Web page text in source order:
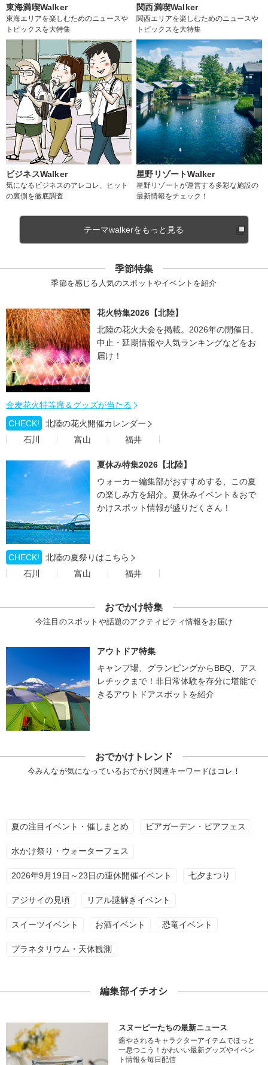
東海満喫Walker
東海エリアを楽しむためのニュースや
トピックスを大特集
関西満喫Walker
関西エリアを楽しむためのニュースや
トピックスを大特集
ビジネスWalker
気になるビジネスのアレコレ、ヒット
の裏側を徹底調査
星野リゾートWalker
星野リゾートが運営する多彩な施設の
最新情報をチェック！
テーマwalkerをもっと見る
季節特集
季節を感じる人気のスポットやイベントを紹介
花火特集2026【北陸】
北陸の花火大会を掲載。2026年の開催日、
中止・延期情報や人気ランキングなどをお
届け！
金麦花火特等席＆グッズが当たる
CHECK!
北陸の花火開催カレンダー
石川
富山 福井
夏休み特集2026【北陸】
ウォーカー編集部がおすすめする、この夏
の楽しみ方を紹介。夏休みイベント＆おで
かけスポット情報が盛りだくさん！
CHECK!
北陸の夏祭りはこちら
石川
富山 福井
おでかけ特集
今注目のスポットや話題のアクティビティ情報をお届け
アウトドア特集
キャンプ場、グランピングからBBQ、アス
レチックまで！非日常体験を存分に堪能で
きるアウトドアスポットを紹介
おでかけトレンド
今みんなが気になっているおでかけ関連キーワードはコレ！
夏の注目イベント・催しまとめ ビアガーデン・ビアフェス
水かけ祭り・ウォーターフェス
2026年9月19日～23日の連休開催イベント 七夕まつり
アジサイの見頃 リアル謎解きイベント
スイーツイベント お酒イベント 恐竜イベント
プラネタリウム・天体観測
編集部イチオシ
スヌーピーたちの最新ニュース
癒やされるキャラクターアイテムでほっと
一息つこう！かわいい最新グッズやイベン
ト情報を毎日配信